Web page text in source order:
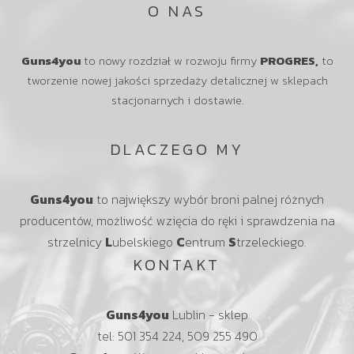
O NAS
Guns4you to nowy rozdział w rozwoju firmy PROGRES, to
tworzenie nowej jakości sprzedaży detalicznej w sklepach
stacjonarnych i dostawie.
DLACZEGO MY
Guns4you to największy wybór broni palnej różnych
producentów, możliwość wzięcia do ręki i sprawdzenia na
strzelnicy Lubelskiego Centrum Strzeleckiego.
KONTAKT
Guns4you Lublin - sklep
tel: 501 354 224, 509 255 490